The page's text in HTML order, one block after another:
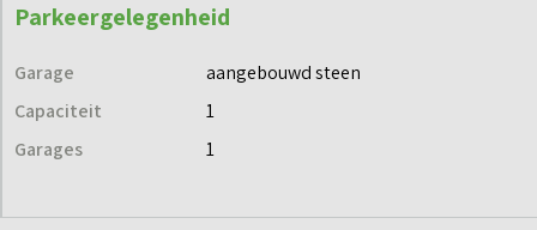
Parkeergelegenheid
Garage
aangebouwd steen
Capaciteit
1
Garages
1